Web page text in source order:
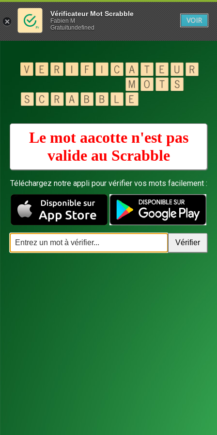
Le mot aacotte n'est pas
valide au Scrabble
Téléchargez notre appli pour vérifier vos mots facilement :
Vérificateur Mot Scrabble
Fabien M
Gratuitundefined
VOIR